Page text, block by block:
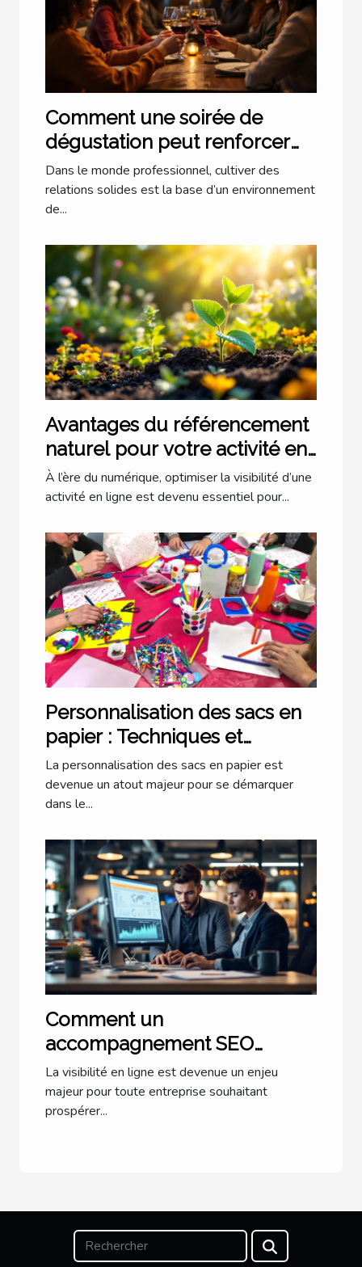
Comment une soirée de
dégustation peut renforcer
les liens professionnels ?
Dans le monde professionnel, cultiver des
relations solides est la base d’un environnement
de...
Avantages du référencement
naturel pour votre activité en
ligne
À l’ère du numérique, optimiser la visibilité d’une
activité en ligne est devenu essentiel pour...
Personnalisation des sacs en
papier : Techniques et
Conseils
La personnalisation des sacs en papier est
devenue un atout majeur pour se démarquer
dans le...
Comment un
accompagnement SEO
personnalisé transforme-t-il
votre entreprise ?
La visibilité en ligne est devenue un enjeu
majeur pour toute entreprise souhaitant
prospérer...